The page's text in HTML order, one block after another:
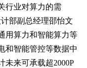
行业对算力的需
部副总经理邵怡文
用算力和智能算力等
和智能管控等数据中
未来可承载超2000P